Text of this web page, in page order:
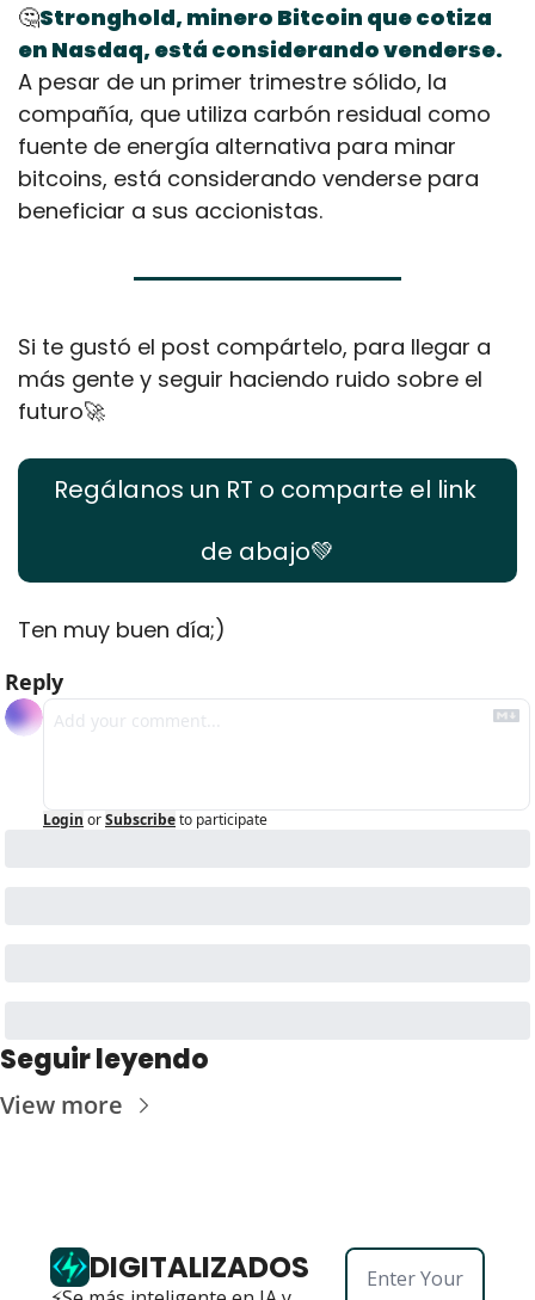
🤔Stronghold, minero Bitcoin que cotiza
en Nasdaq, está considerando venderse.
A pesar de un primer trimestre sólido, la
compañía, que utiliza carbón residual como
fuente de energía alternativa para minar
bitcoins, está considerando venderse para
beneficiar a sus accionistas.
Si te gustó el post compártelo, para llegar a
más gente y seguir haciendo ruido sobre el
futuro🚀
Regálanos un RT o comparte el link
de abajo💚
Ten muy buen día;)
Reply
Login orSubscribeto participate
Seguir leyendo
View more
DIGITALIZADOS